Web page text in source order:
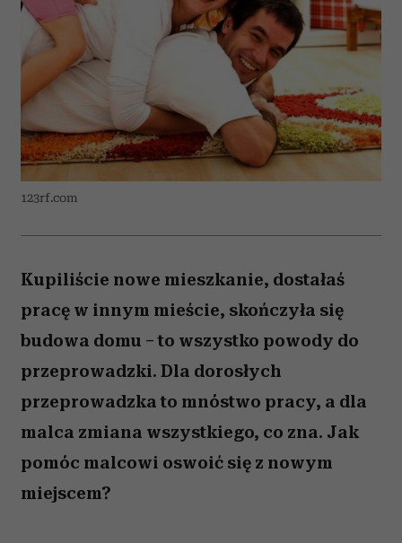
123rf.com
Kupiliście nowe mieszkanie, dostałaś
pracę w innym mieście, skończyła się
budowa domu – to wszystko powody do
przeprowadzki. Dla dorosłych
przeprowadzka to mnóstwo pracy, a dla
malca zmiana wszystkiego, co zna. Jak
pomóc malcowi oswoić się z nowym
miejscem?